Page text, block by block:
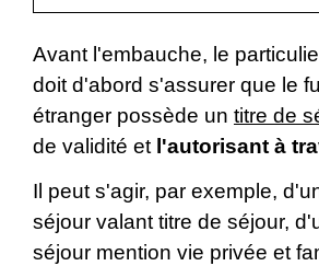
Avant l'embauche, le
doit d'abord s'assurer que le
étranger possède un titre de
de validité et l'autorisant à
Il peut s'agir, par exemple,
séjour valant titre de séjour,
séjour mention vie privée et